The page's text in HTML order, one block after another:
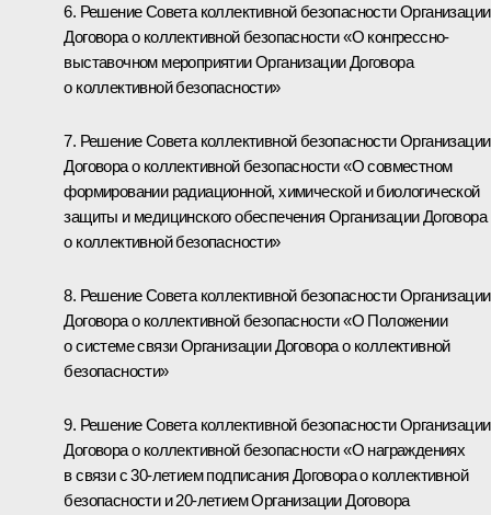
6. Решение Совета коллективной безопасности Организации
Договора о коллективной безопасности «О конгрессно-
выставочном мероприятии Организации Договора
о коллективной безопасности»
7. Решение Совета коллективной безопасности Организации
Договора о коллективной безопасности «О совместном
формировании радиационной, химической и биологической
защиты и медицинского обеспечения Организации Договора
о коллективной безопасности»
8. Решение Совета коллективной безопасности Организации
Договора о коллективной безопасности «О Положении
о системе связи Организации Договора о коллективной
безопасности»
9. Решение Совета коллективной безопасности Организации
Договора о коллективной безопасности «О награждениях
в связи с 30-летием подписания Договора о коллективной
безопасности и 20-летием Организации Договора